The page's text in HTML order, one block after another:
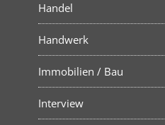
Handel
Handwerk
Immobilien / Bau
Interview